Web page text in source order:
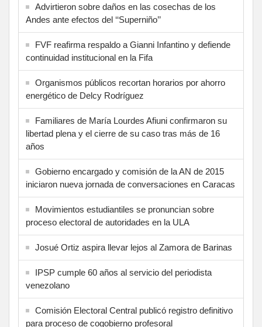
Advirtieron sobre daños en las cosechas de los
Andes ante efectos del ‘‘Superniño’’
FVF reafirma respaldo a Gianni Infantino y defiende
continuidad institucional en la Fifa
Organismos públicos recortan horarios por ahorro
energético de Delcy Rodríguez
Familiares de María Lourdes Afiuni confirmaron su
libertad plena y el cierre de su caso tras más de 16
años
Gobierno encargado y comisión de la AN de 2015
iniciaron nueva jornada de conversaciones en Caracas
Movimientos estudiantiles se pronuncian sobre
proceso electoral de autoridades en la ULA
Josué Ortiz aspira llevar lejos al Zamora de Barinas
IPSP cumple 60 años al servicio del periodista
venezolano
Comisión Electoral Central publicó registro definitivo
para proceso de cogobierno profesoral